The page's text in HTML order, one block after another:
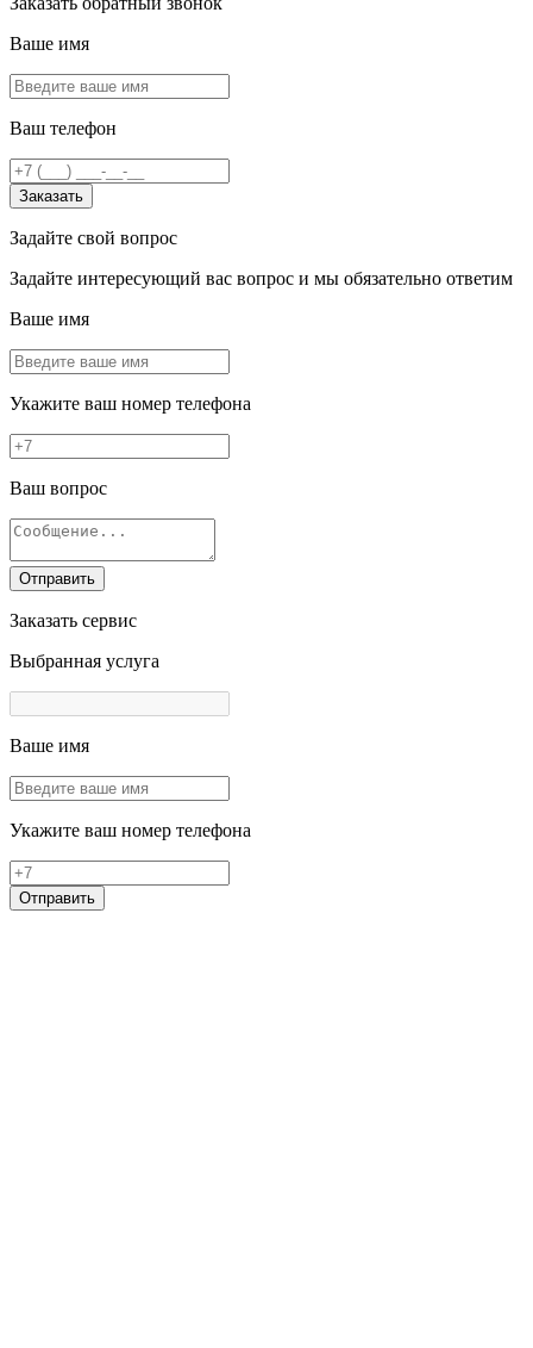
Ваше имя
Ваш телефон
Заказать
Задайте свой вопрос
Задайте интересующий вас вопрос и мы обязательно ответим
Ваше имя
Укажите ваш номер телефона
Ваш вопрос
Отправить
Заказать сервис
Выбранная услуга
Ваше имя
Укажите ваш номер телефона
Отправить